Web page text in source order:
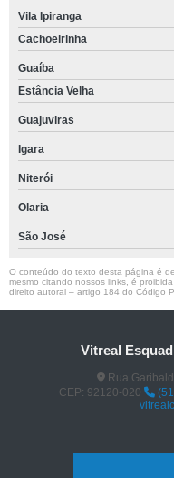
Vila Ipiranga
Cachoeirinha
Guaíba
Estância Velha
Guajuviras
Igara
Niterói
Olaria
São José
O conteúdo do texto desta página é
mesmo citando nossos links, é
direito autoral – artigo 184 do Código
Vitreal
Rua
CEP: 92120-020